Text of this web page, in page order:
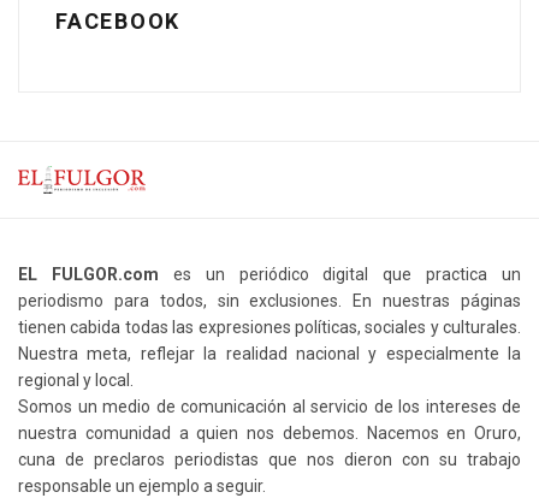
FACEBOOK
EL FULGOR.com es un periódico digital que practica un
periodismo para todos, sin exclusiones. En nuestras páginas
tienen cabida todas las expresiones políticas, sociales y culturales.
Nuestra meta, reflejar la realidad nacional y especialmente la
regional y local.
Somos un medio de comunicación al servicio de los intereses de
nuestra comunidad a quien nos debemos. Nacemos en Oruro,
cuna de preclaros periodistas que nos dieron con su trabajo
responsable un ejemplo a seguir.